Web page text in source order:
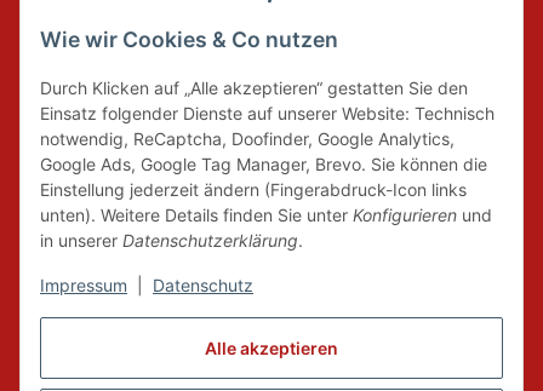
Alle akzeptieren
Wie wir Cookies & Co nutzen
Durch Klicken auf „Alle akzeptieren“ gestatten Sie den
Einsatz folgender Dienste auf unserer Website: Technisch
notwendig, ReCaptcha, Doofinder, Google Analytics,
Google Ads, Google Tag Manager, Brevo. Sie können die
Einstellung jederzeit ändern (Fingerabdruck-Icon links
unten). Weitere Details finden Sie unter Konfigurieren und
in unserer Datenschutzerklärung.
Impressum Datenschutz
Wir tragen Verantwortung und erfüllen unsere
Pflichten zur Systembeteiligung nach dem
Verpackungsgesetz.
FAIRCOMMERCE
Wir sind seit 04.12.2015 Mitglied der Initiative